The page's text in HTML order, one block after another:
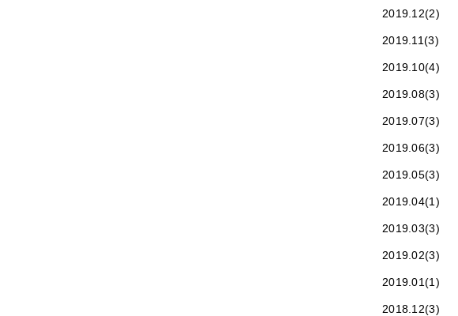
2019.12(2)
2019.11(3)
2019.10(4)
2019.08(3)
2019.07(3)
2019.06(3)
2019.05(3)
2019.04(1)
2019.03(3)
2019.02(3)
2019.01(1)
2018.12(3)